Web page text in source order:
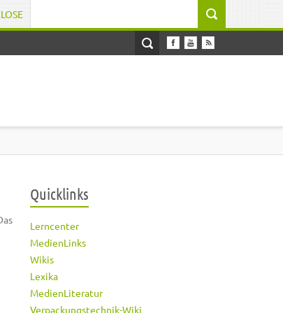
Quicklinks
Lerncenter
MedienLinks
Wikis
Lexika
MedienLiteratur
Verpackungstechnik-Wiki